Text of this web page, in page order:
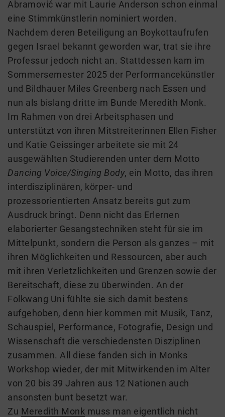
Abramović war mit Laurie Anderson schon einmal
eine Stimmkünstlerin nominiert worden.
Nachdem deren Beteiligung an Boykottaufrufen
gegen Israel bekannt geworden war, trat sie ihre
Professur jedoch nicht an. Stattdessen kam im
Sommersemester 2025 der Performancekünstler
und Bildhauer Miles Greenberg nach Essen und
nun als bislang dritte im Bunde Meredith Monk.
Im Rahmen von drei Arbeitsphasen und
unterstützt von ihren Mitstreiterinnen Ellen Fisher
und Katie Geissinger arbeitete sie mit 24
ausgewählten Studierenden unter dem Motto
Dancing Voice/Singing Body, ein Motto, das ihren
interdisziplinären, körper- und
prozessorientierten Ansatz bereits gut zum
Ausdruck bringt. Denn nicht das Erlernen
elaborierter Gesangstechniken steht für sie im
Mittelpunkt, sondern die Person als ganzes – mit
ihren Möglichkeiten und Ressourcen, aber auch
mit ihren Verletzlichkeiten und Grenzen sowie der
Bereitschaft, diese zu überwinden. An der
Folkwang Uni fühlte sie sich damit bestens
aufgehoben, denn hier kommen mit Musik, Tanz,
Schauspiel, Performance, Fotografie, Design und
Wissenschaft die verschiedensten Disziplinen
zusammen. A ll diese fanden sich in Monks
Workshop wieder, der mit Mitwirkenden im Alter
von 20 bis 39 Jahren aus 12 Nationen auch
ansonsten bunt besetzt war.
Zu Meredith Monk muss man eigentlich nicht